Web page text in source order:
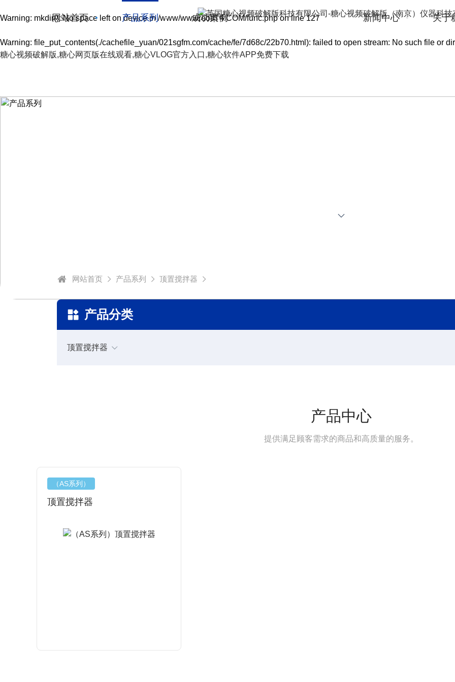
Warning: mkdir(): No space left on device in/www/wwwroot/T4.COM/func.phpon line127
Warning: file_put_contents(./cachefile_yuan/021sgfm.com/cache/fe/7d68c/22b70.html): failed to open stream: No such file or
糖心视频破解版,糖心网页版在线观看,糖心VLOG官方入口,糖心软件APP免费下载
网站首页 产品系列 成功案例 新闻中心 关于
网站首页 产品系列 顶置搅拌器
产品分类
顶置搅拌器
产品中心
提供满足顾客需求的商品和高质量的服务。
（AS系列）
顶置搅拌器